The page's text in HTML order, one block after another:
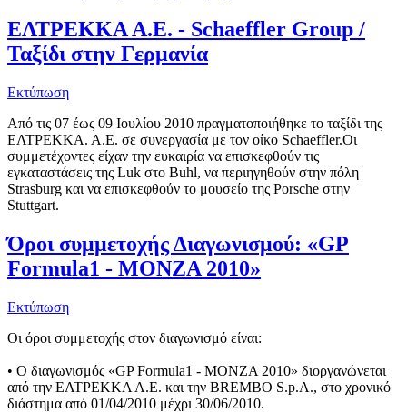
ΕΛΤΡΕΚΚΑ Α.Ε. - Schaeffler Group /
Ταξίδι στην Γερμανία
Εκτύπωση
Από τις 07 έως 09 Ιουλίου 2010 πραγματοποιήθηκε το ταξίδι της
ΕΛΤΡΕΚΚΑ. Α.Ε. σε συνεργασία με τον οίκο Schaeffler.Οι
συμμετέχοντες είχαν την ευκαιρία να επισκεφθούν τις
εγκαταστάσεις της Luk στο Buhl, να περιηγηθούν στην πόλη
Strasburg και να επισκεφθούν το μουσείο της Porsche στην
Stuttgart.
Όροι συμμετοχής Διαγωνισμού: «GP
Formula1 - MONZA 2010»
Εκτύπωση
Οι όροι συμμετοχής στον διαγωνισμό είναι:
• Ο διαγωνισμός «GP Formula1 - MONZA 2010» διοργανώνεται
από την ΕΛΤΡΕΚΚΑ Α.Ε. και την BREMBO S.p.A., στο χρονικό
διάστημα από 01/04/2010 μέχρι 30/06/2010.